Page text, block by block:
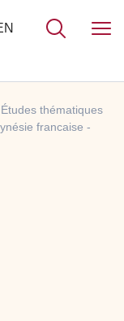
Études thématiques
francaise -